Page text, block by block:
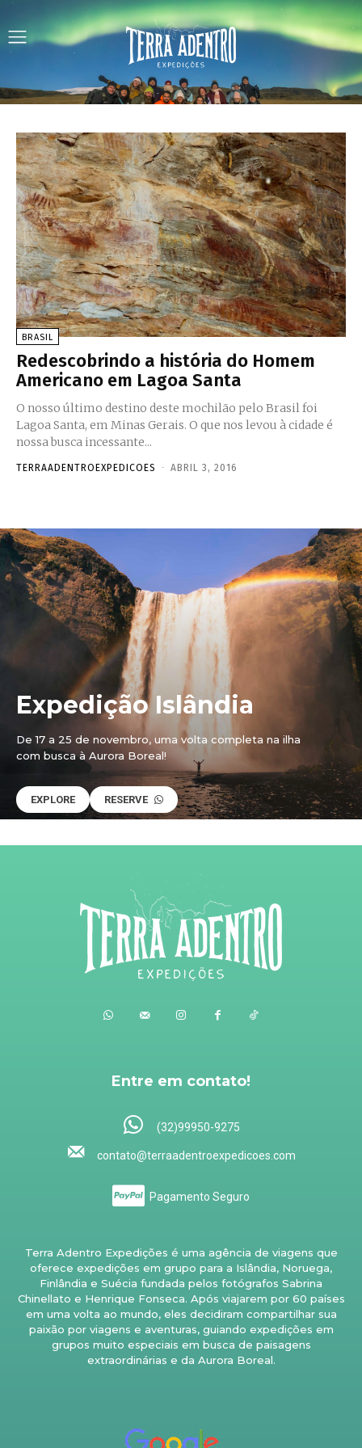
BRASIL
Redescobrindo a história do Homem
Americano em Lagoa Santa
O nosso último destino deste mochilão pelo Brasil foi
Lagoa Santa, em Minas Gerais. O que nos levou à cidade é
nossa busca incessante...
TERRAADENTROEXPEDICOES - ABRIL 3, 2016
Expedição Islândia
De 17 a 25 de novembro, uma volta completa na ilha
com busca à Aurora Boreal!
EXPLORE RESERVE
Entre em contato!
(32)99950-9275
contato@terraadentroexpedicoes.com
Pagamento Seguro
Terra Adentro Expedições é uma agência de viagens que
oferece expedições em grupo para a Islândia, Noruega,
Finlândia e Suécia fundada pelos fotógrafos Sabrina
Chinellato e Henrique Fonseca. Após viajarem por 60 países
em uma volta ao mundo, eles decidiram compartilhar sua
paixão por viagens e aventuras, guiando expedições em
grupos muito especiais em busca de paisagens
extraordinárias e da Aurora Boreal.